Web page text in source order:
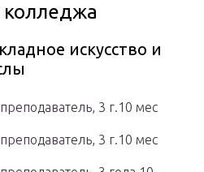
колледжа
искусство и
3 г.10 мес
3 г.10 мес